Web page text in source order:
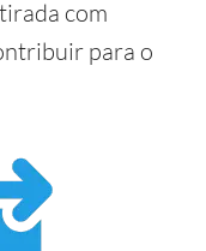
com
para o